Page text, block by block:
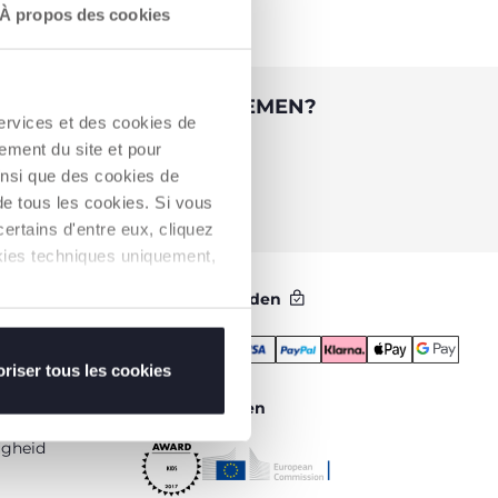
À propos des cookies
et des cookies de
du site et pour
que des cookies de
tous les cookies. Si vous
d'entre eux, cliquez
techniques uniquement,
tous les cookies
MET ONS OPNEMEN?
Chicco Klantendienst
Contactformulier
Betaalmethoden
Veilig winkelen